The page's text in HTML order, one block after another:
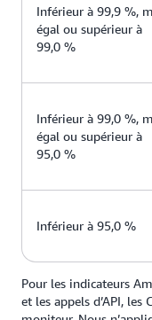
Inférieur à 99,9 %,
égal ou supérieur à
99,0 %
Inférieur à 99,0 %,
égal ou supérieur à
95,0 %
Inférieur à 95,0 %
Pour les indicateurs
et les appels d’API, les